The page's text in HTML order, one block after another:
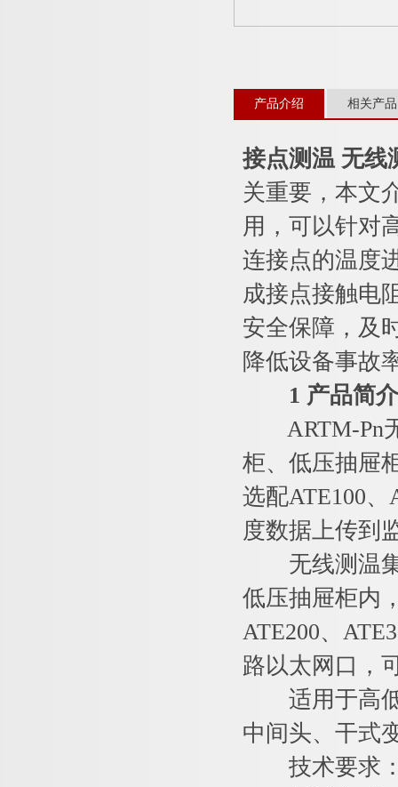
产品介绍 相关产品
接点测温 无线
关重要，本文
用，可以针对
连接点的温度
成接点接触电
安全保障，及
降低设备事故
1 产品简介
ARTM-Pn无
柜、低压抽屉
选配ATE100
度数据上传到
无线测温集
低压抽屉柜内
ATE200、
路以太网口，
适用于高低
中间头、干式
技术要求：1